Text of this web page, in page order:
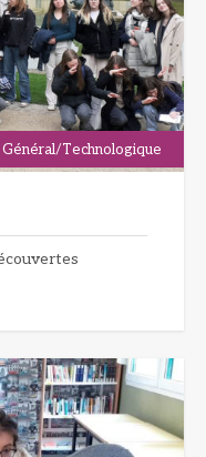
Général/Technologique